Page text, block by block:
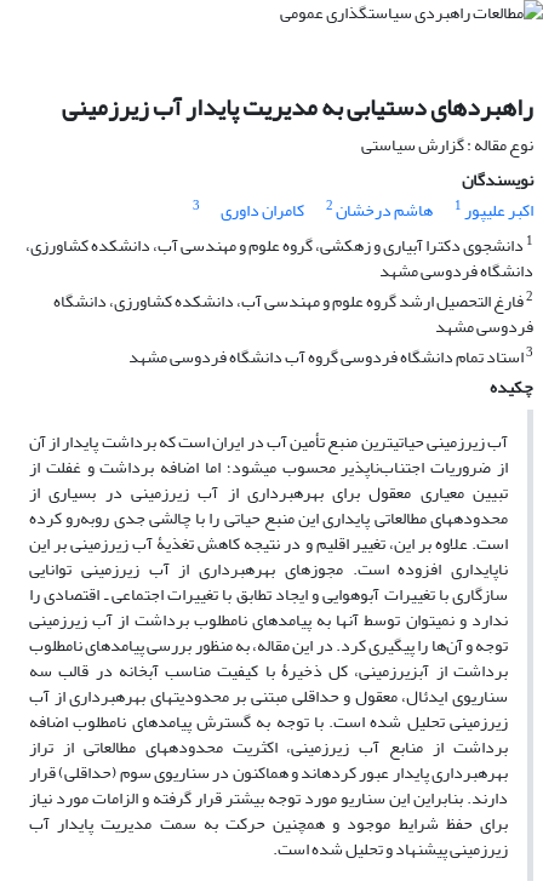
راهبردهای دستیابی به مدیریت پایدار آب‏ زیرزمینی
نوع مقاله : گزارش سیاستی
نویسندگان
اکبر علیپور1 هاشم درخشان2 کامران داوری
3
1 دانشجوی دکترا آبیاری و زهکشی، گروه علوم و مهندسی آب، دانشکده کشاورزی،
دانشگاه فردوسی مشهد
2فارغ التحصیل ارشد گروه علوم و مهندسی آب، دانشکده کشاورزی، دانشگاه
فردوسی مشهد
3استاد تمام دانشگاه فردوسی گروه آب دانشگاه فردوسی مشهد
چکیده
آب زیرزمینی حیاتی‏ترین منبع تأمین آب در ایران است که برداشت پایدار از آن
از ضروریات اجتناب‌ناپذیر محسوب می‏شود؛ اما اضافه برداشت و غفلت از
تبیین معیاری معقول برای بهره‏برداری از آب زیرزمینی در بسیاری از
محدوده‏های مطالعاتی پایداری این منبع حیاتی را با چالشی جدی روبه‌رو کرده
است. علاوه بر این، تغییر اقلیم و در نتیجه کاهش تغذیۀ آب‏ زیرزمینی بر این
ناپایداری افزوده است. مجوزهای بهره‏برداری از آب زیرزمینی توانایی
سازگاری با تغییرات آب‏وهوایی و ایجاد تطابق با تغییرات اجتماعی ـ اقتصادی را
ندارد و نمی‏توان توسط آن‏ها به پیامدهای نامطلوب برداشت از آب زیرزمینی
توجه و آن‌ها را پیگیری کرد. در این مقاله، به منظور بررسی پیامدهای نامطلوب
برداشت از آب‏زیرزمینی، کل ذخیرۀ با کیفیت مناسب آبخانه در قالب سه
سناریوی ایدئال، معقول و حداقلی مبتنی بر محدودیت‏های بهره‏برداری از آب‏
زیرزمینی تحلیل شده است. با توجه به گسترش پیامدهای نامطلوب اضافه
برداشت از منابع آب زیرزمینی، اکثریت محدوده‏های مطالعاتی از تراز
بهره‏برداری پایدار عبور کرده‏اند و هم‏اکنون در سناریوی سوم (حداقلی) قرار
دارند. بنابراین این سناریو مورد توجه بیشتر قرار گرفته و الزامات مورد نیاز
برای حفظ شرایط موجود و همچنین حرکت به سمت مدیریت پایدار آب‏
زیرزمینی پیشنهاد و تحلیل شده است.